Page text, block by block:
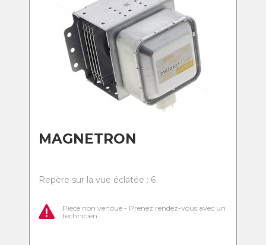
MAGNETRON
Repère sur la vue éclatée : 6
Pièce non vendue - Prenez rendez-vous avec un
technicien